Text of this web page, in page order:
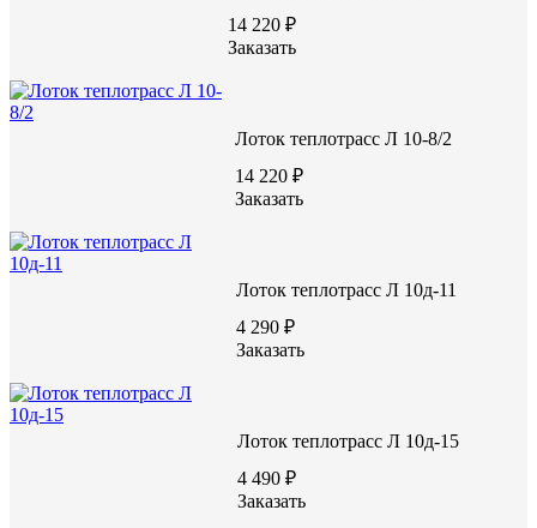
14 220 ₽
Заказать
Лоток теплотрасс Л 10-8/2
14 220 ₽
Заказать
Лоток теплотрасс Л 10д-11
4 290 ₽
Заказать
Лоток теплотрасс Л 10д-15
4 490 ₽
Заказать